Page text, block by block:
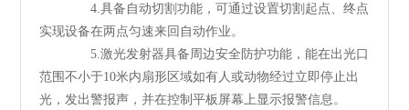
4.具备自动切割功能，可通过设置切割起点、终点
实现设备在两点匀速来回自动作业。
5.激光发射器具备周边安全防护功能，能在出光口
范围不小于10米内扇形区域如有人或动物经过立即停止出
光，发出警报声，并在控制平板屏幕上显示报警信息。